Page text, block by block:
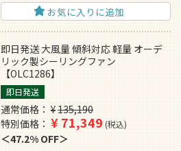
お気に入りに追加
即日発送 大風量 傾斜対応 軽量 オーデ
リック製シーリングファン
【OLC1286】
即日発送
通常価格 ¥135,190
特別価格
¥71,349 税込
47.2% OFF